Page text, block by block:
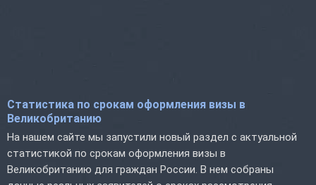
Статистика по срокам оформления визы в
Великобританию
На нашем сайте мы запустили новый раздел с актуальной
статистикой по срокам оформления визы в
Великобританию для граждан России. В нем собраны